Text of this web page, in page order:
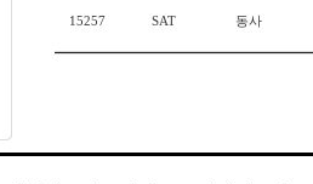
15257 SAT 동사